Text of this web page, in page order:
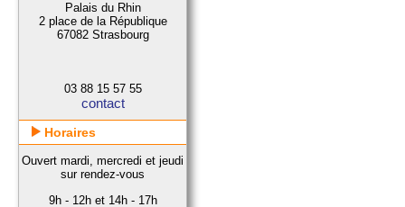
Palais du Rhin
2 place de la République
67082 Strasbourg
03 88 15 57 55
contact
Horaires
Ouvert mardi, mercredi et jeudi
sur rendez-vous
9h - 12h et 14h - 17h